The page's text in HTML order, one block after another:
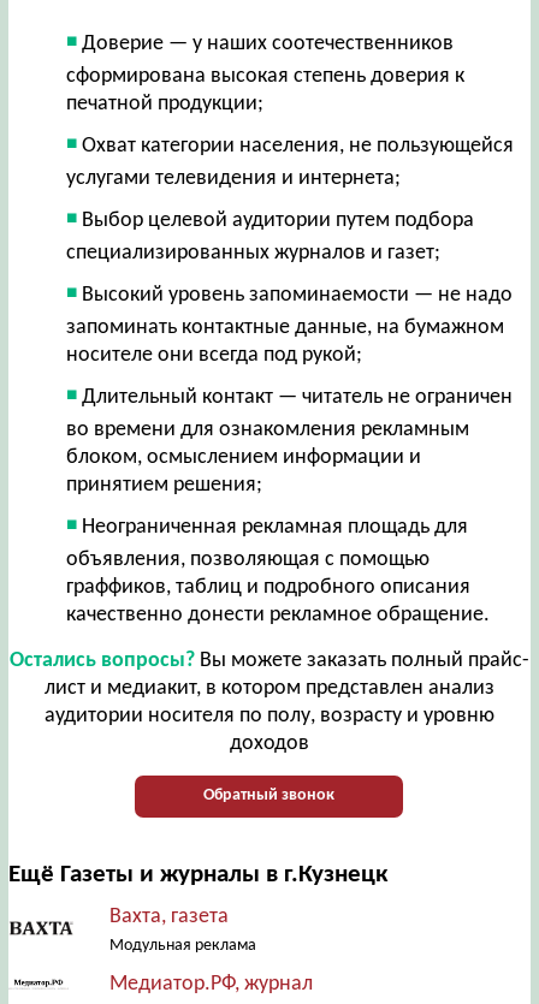
Доверие — у наших соотечественников
сформирована высокая степень доверия к
печатной продукции;
Охват категории населения, не пользующейся
услугами телевидения и интернета;
Выбор целевой аудитории путем подбора
специализированных журналов и газет;
Высокий уровень запоминаемости — не надо
запоминать контактные данные, на бумажном
носителе они всегда под рукой;
Длительный контакт — читатель не ограничен
во времени для ознакомления рекламным
блоком, осмыслением информации и
принятием решения;
Неограниченная рекламная площадь для
объявления, позволяющая с помощью
граффиков, таблиц и подробного описания
качественно донести рекламное обращение.
Остались вопросы?Вы можете заказать полный прайс-
лист и медиакит, в котором представлен анализ
аудитории носителя по полу, возрасту и уровню
доходов
Обратный звонок
Ещё Газеты и журналы в г.Кузнецк
Вахта, газета
Модульная реклама
Медиатор.РФ, журнал